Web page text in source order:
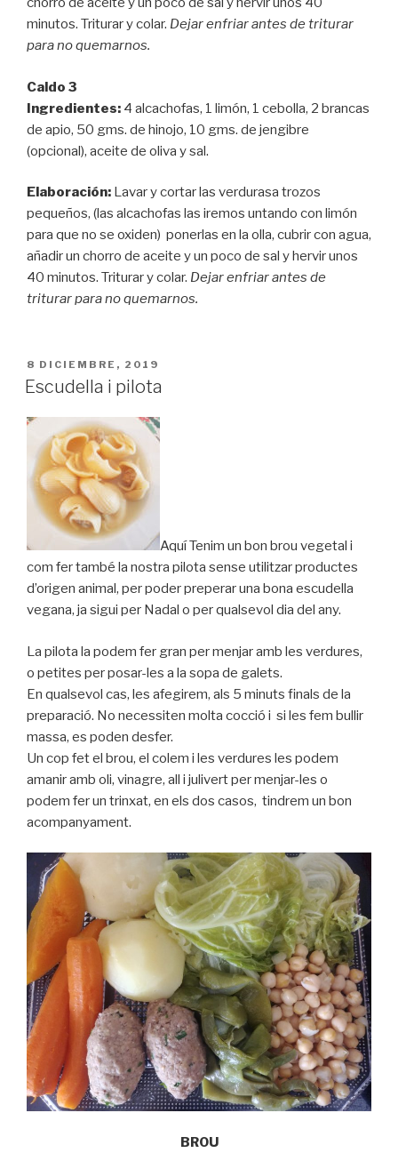
minutos. Triturar y colar. Dejar enfriar antes de triturar
para no quemarnos.
Caldo 3
Ingredientes: 4 alcachofas, 1 limón, 1 cebolla, 2 brancas
de apio, 50 gms. de hinojo, 10 gms. de jengibre
(opcional), aceite de oliva y sal.
Elaboración: Lavar y cortar las verdurasa trozos
pequeños, (las alcachofas las iremos untando con limón
para que no se oxiden) ponerlas en la olla, cubrir con agua,
añadir un chorro de aceite y un poco de sal y hervir unos
40 minutos. Triturar y colar. Dejar enfriar antes de
triturar para no quemarnos.
PUBLICADO
EL
8 DICIEMBRE, 2019
Escudella i pilota
Aquí Tenim un bon brou vegetal i
com fer també la nostra pilota sense utilitzar productes
d’origen animal, per poder preperar una bona escudella
vegana, ja sigui per Nadal o per qualsevol dia del any.
La pilota la podem fer gran per menjar amb les verdures,
o petites per posar-les a la sopa de galets.
En qualsevol cas, les afegirem, als 5 minuts finals de la
preparació. No necessiten molta cocció i si les fem bullir
massa, es poden desfer.
Un cop fet el brou, el colem i les verdures les podem
amanir amb oli, vinagre, all i julivert per menjar-les o
podem fer un trinxat, en els dos casos, tindrem un bon
acompanyament.
BROU